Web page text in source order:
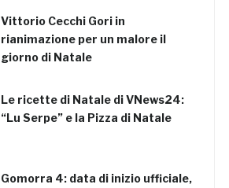
Vittorio Cecchi Gori in
rianimazione per un malore il
giorno di Natale
Le ricette di Natale di VNews24:
“Lu Serpe” e la Pizza di Natale
Gomorra 4: data di inizio ufficiale,